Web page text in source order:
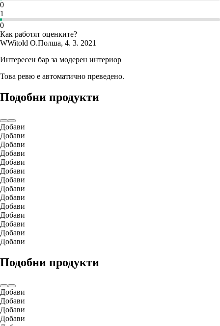
0
1
0
Как работят оценките?
WWitold O.Полша, 4. 3. 2021
Интересен бар за модерен интериор
Това ревю е автоматично преведено.
Подобни продукти
Добави
Добави
Добави
Добави
Добави
Добави
Добави
Добави
Добави
Добави
Добави
Добави
Добави
Добави
Подобни продукти
Добави
Добави
Добави
Добави